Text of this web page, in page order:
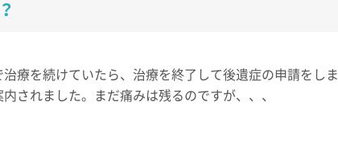
治療を続けていたら、治療を終了して後遺症の申請をしま
内されました。まだ痛みは残るのですが、、、